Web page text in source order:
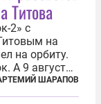
Титова
2» с
на
на орбиту.
А 9 августа
Героя
Титова
ШАРАПОВ